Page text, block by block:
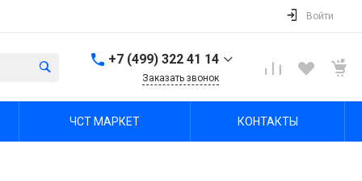
Войти
+7 (499) 322 41 14
г. Тула, Октябрьская ул,
Заказать звонок
ЧСТ МАРКЕТ КОНТАКТЫ